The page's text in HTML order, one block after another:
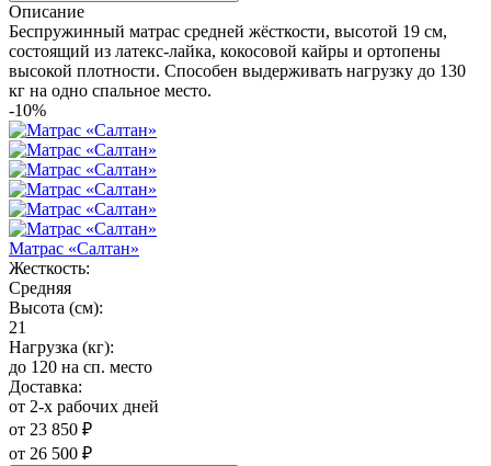
Описание
Беспружинный матрас средней жёсткости, высотой 19 см,
состоящий из латекс-лайка, кокосовой кайры и ортопены
высокой плотности. Способен выдерживать нагрузку до 130
кг на одно спальное место.
-10%
Матрас «Салтан»
Жесткость:
Средняя
Высота (см):
21
Нагрузка (кг):
до 120 на сп. место
Доставка:
от 2-х рабочих дней
от 23 850 ₽
от 26 500 ₽